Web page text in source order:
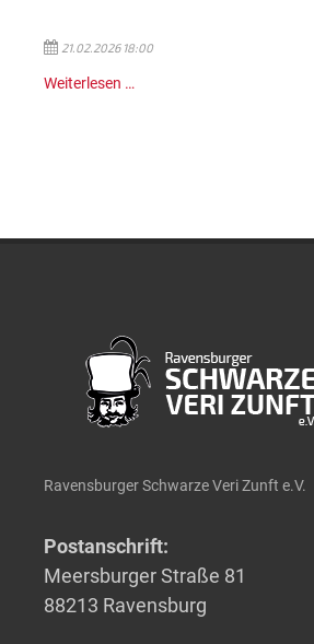
21.02.2026 18:00
Weiterlesen …
Ravensburger Schwarze Veri Zunft e.V.
Postanschrift:
Meersburger Straße 81
88213 Ravensburg